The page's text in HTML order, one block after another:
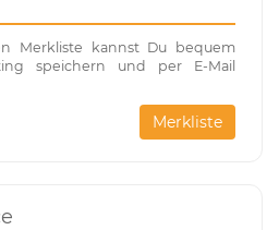
Merkliste kannst Du bequem
speichern und per E-Mail
Merkliste